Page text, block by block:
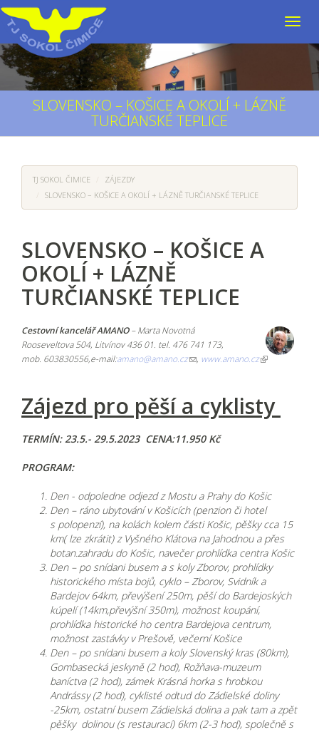
SLOVENSKO – KOŠICE A OKOLÍ + LÁZNĚ
TURČIANSKÉ TEPLICE
TJ SOKOL ČIMICE
ZÁJEZDY
SLOVENSKO – KOŠICE A OKOLÍ + LÁZNĚ TURČIANSKÉ TEPLICE
SLOVENSKO – KOŠICE A
OKOLÍ + LÁZNĚ
TURČIANSKÉ TEPLICE
Cestovní kancelář AMANO– Marta Novotná
Rooseveltova 504, Litvínov 436 01. tel. 476 741 173,
mob. 603830556,e-mail:amano@amano.cz , www.amano.cz
Zájezd pro pěší a cyklisty
TERMÍN:23.5.- 29.5.2023CENA:11.950 Kč
PROGRAM:
Den - odpoledne odjezd z Mostu a Prahy do Košic
Den – ráno ubytování v Košicích (penzion či hotel
s polopenzí), na kolách kolem části Košic, pěšky cca 15
km( lze zkrátit) z Vyšného Klátova na Jahodnou a přes
botan.zahradu do Košic, navečer prohlídka centra Košic
Den – po snídani busem a s koly Zborov, prohlídky
historického místa bojů, cyklo – Zborov, Svidník a
Bardejov 64km, převýšení 250m, pěší do Bardejoských
kúpelí (14km,převýšní 350m), možnost koupání,
prohlídka historické ho centra Bardejova centrum,
možnost zastávky v Prešově, večerní Košice
Den – po snídani busem a koly Slovenský kras (80km),
Gombasecká jeskyně (2 hod), Rožňava-muzeum
baníctva (2 hod), zámek Krásná horka s hrobkou
Andrássy (2 hod), cyklisté odtud do Zádielské doliny
-25km, ostatní busem Zádielská dolina a pak tam a zpět
pěšky dolinou (s restaurací) 6km (2-3 hod), společně s